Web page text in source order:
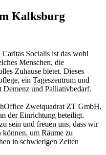
Kalksburg
Socialis ist das wohl
Menschen, die
Zuhause bietet. Dieses
ein Tageszentrum und
Demenz und Palliativbedarf.
Zweiquadrat ZT GmbH,
der Einrichtung beteiligt.
sein und freuen uns, dass wir
können, um Räume zu
in schwierigen Zeiten